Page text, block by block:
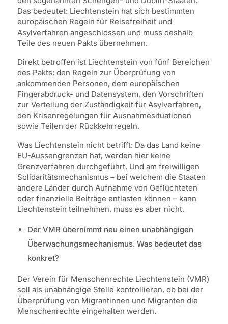
Das bedeutet: Liechtenstein hat sich bestimmten
europäischen Regeln für Reisefreiheit und
Asylverfahren angeschlossen und muss deshalb
Teile des neuen Pakts übernehmen.
Direkt betroffen ist Liechtenstein von fünf Bereichen
des Pakts: den Regeln zur Überprüfung von
ankommenden Personen, dem europäischen
Fingerabdruck- und Datensystem, den Vorschriften
zur Verteilung der Zuständigkeit für Asylverfahren,
den Krisenregelungen für Ausnahmesituationen
sowie Teilen der Rückkehrregeln.
Was Liechtenstein nicht betrifft: Da das Land keine
EU-Aussengrenzen hat, werden hier keine
Grenzverfahren durchgeführt. Und am freiwilligen
Solidaritätsmechanismus – bei welchem die Staaten
andere Länder durch Aufnahme von Geflüchteten
oder finanzielle Beiträge entlasten können – kann
Liechtenstein teilnehmen, muss es aber nicht.
Der VMR übernimmt neu einen unabhängigen
Überwachungsmechanismus. Was bedeutet das
konkret?
Der Verein für Menschenrechte Liechtenstein (VMR)
soll als unabhängige Stelle kontrollieren, ob bei der
Überprüfung von Migrantinnen und Migranten die
Menschenrechte eingehalten werden.